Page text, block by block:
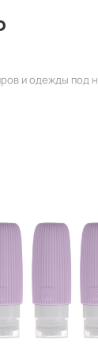
и одежды под